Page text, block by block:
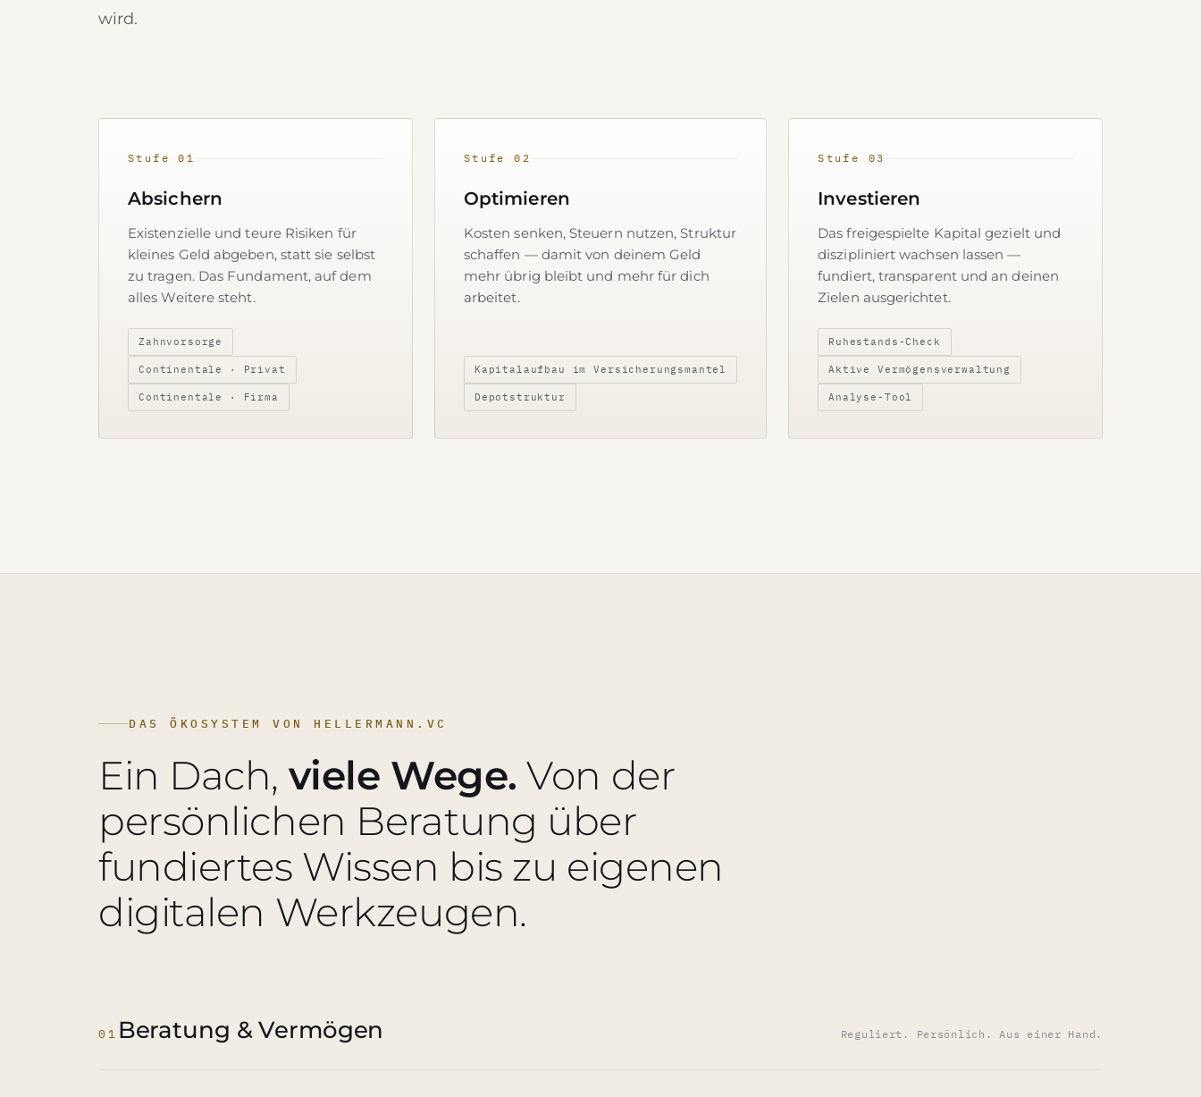
wird.
Stufe 01
Absichern
Existenzielle und teure Risiken für
kleines Geld abgeben, statt sie selbst
zu tragen. Das Fundament, auf dem
alles Weitere steht.
Zahnvorsorge
Continentale · Privat
Continentale · Firma
Stufe 02
Optimieren
Kosten senken, Steuern nutzen, Struktur
schaffen — damit von deinem Geld
mehr übrig bleibt und mehr für dich
arbeitet.
Kapitalaufbau im Versicherungsmantel
Depotstruktur
Stufe 03
Investieren
Das freigespielte Kapital gezielt und
diszipliniert wachsen lassen —
fundiert, transparent und an deinen
Zielen ausgerichtet.
Ruhestands-Check
Aktive Vermögensverwaltung
Analyse-Tool
DAS ÖKOSYSTEM VON HELLERMANN.VC
Ein Dach, viele Wege. Von der
persönlichen Beratung über
fundiertes Wissen bis zu eigenen
digitalen Werkzeugen.
01 Beratung & Vermögen Reguliert. Persönlich. Aus einer Hand.